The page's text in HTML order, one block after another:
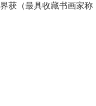
获（最具收藏书画家称